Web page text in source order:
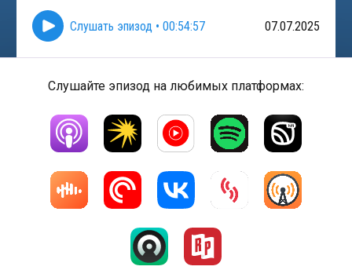
Слушать эпизод • 00:54:57 07.07.2025
Слушайте эпизод на любимых платформах: